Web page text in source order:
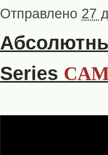
Отправлено 27
Series